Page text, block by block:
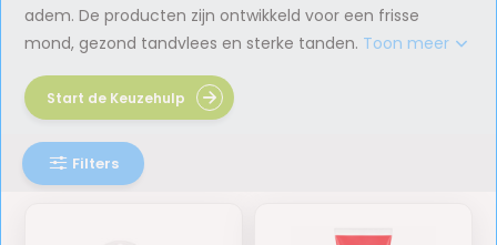
adem. De producten zijn ontwikkeld voor een frisse
mond, gezond tandvlees en sterke tanden. Toon meer
Filters
Start de Keuzehulp